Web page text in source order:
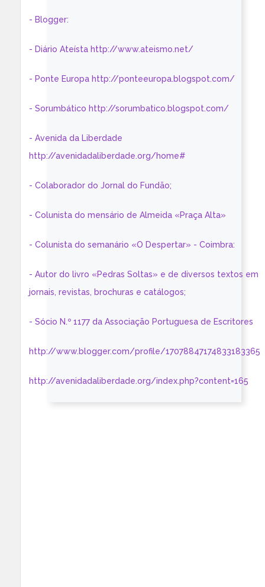
- Blogger:
- Diário Ateísta http://www.ateismo.net/
- Ponte Europa http://ponteeuropa.blogspot.com/
- Sorumbático http://sorumbatico.blogspot.com/
- Avenida da Liberdade
http://avenidadaliberdade.org/home#
- Colaborador do Jornal do Fundão;
- Colunista do mensário de Almeida «Praça Alta»
- Colunista do semanário «O Despertar» - Coimbra:
- Autor do livro «Pedras Soltas» e de diversos textos em
jornais, revistas, brochuras e catálogos;
- Sócio N.º 1177 da Associação Portuguesa de Escritores
http://www.blogger.com/profile/17078847174833183365
http://avenidadaliberdade.org/index.php?content=165